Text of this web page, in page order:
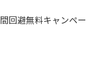
回避無料キャンペー